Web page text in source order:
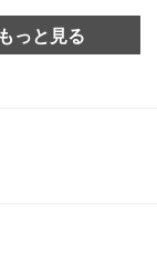
っと見る